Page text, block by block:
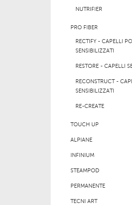
NUTRIFIER
PRO FIBER
RECTIFY - CAPELLI
SENSIBILIZZATI
RESTORE - CAPELLI
RECONSTRUCT -
SENSIBILIZZATI
RE-CREATE
TOUCH UP
ALPIANE
INFINIUM
STEAMPOD
PERMANENTE
TECNI ART